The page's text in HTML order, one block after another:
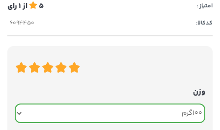
امتیاز : 5 از1رای
کدکالا:
وزن